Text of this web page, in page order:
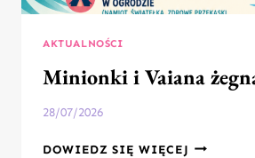
AKTUALNOŚCI
Minionki i Vaiana
28/07/2026
DOWIEDZ SIĘ WIĘCEJ MINIONKI